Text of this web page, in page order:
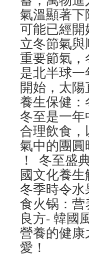
氣溫顯著
可能已經
立冬節氣
重要節氣，
是北半球
開始，太
養生保健
冬至是一
合理飲食
氣中的團
！ 冬至盛
國文化養
冬季時令
食火锅：
良方- 韓國
營養的健
愛！